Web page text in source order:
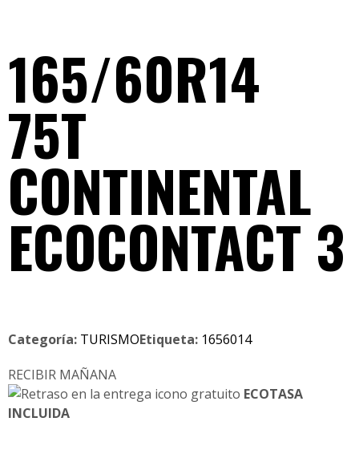
165/60R14
75T
CONTINENTAL
ECOCONTACT 3
Categoría: TURISMOEtiqueta: 1656014
RECIBIR MAÑANA
ECOTASA
INCLUIDA